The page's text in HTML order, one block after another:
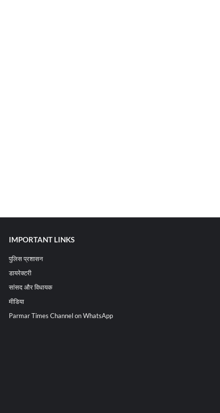
IMPORTANT LINKS
पुलिस प्रशासन
डायरेक्टरी
सांसद और विधायक
मीडिया
Parmar Times Channel on WhatsApp